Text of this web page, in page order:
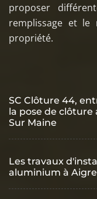
proposer
remplissage et
propriété.
SC Clôture 44,
la pose de
Sur Maine
Les travaux
aluminium à